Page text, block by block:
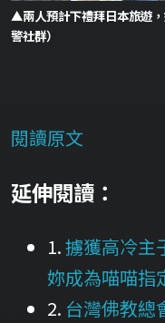
▲兩人預計下禮拜日本旅遊
警社群）
閱讀原文
延伸閱讀：
1.擄獲高冷主
妳成為喵喵指
2. 台灣佛教總